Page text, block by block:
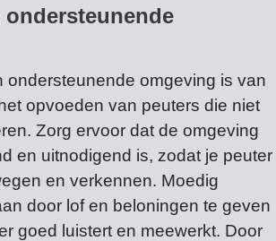
ondersteunende
ondersteunende omgeving is van
opvoeden van peuters die niet
Zorg ervoor dat de omgeving
en uitnodigend is, zodat je peuter
en verkennen. Moedig
door lof en beloningen te geven
goed luistert en meewerkt. Door